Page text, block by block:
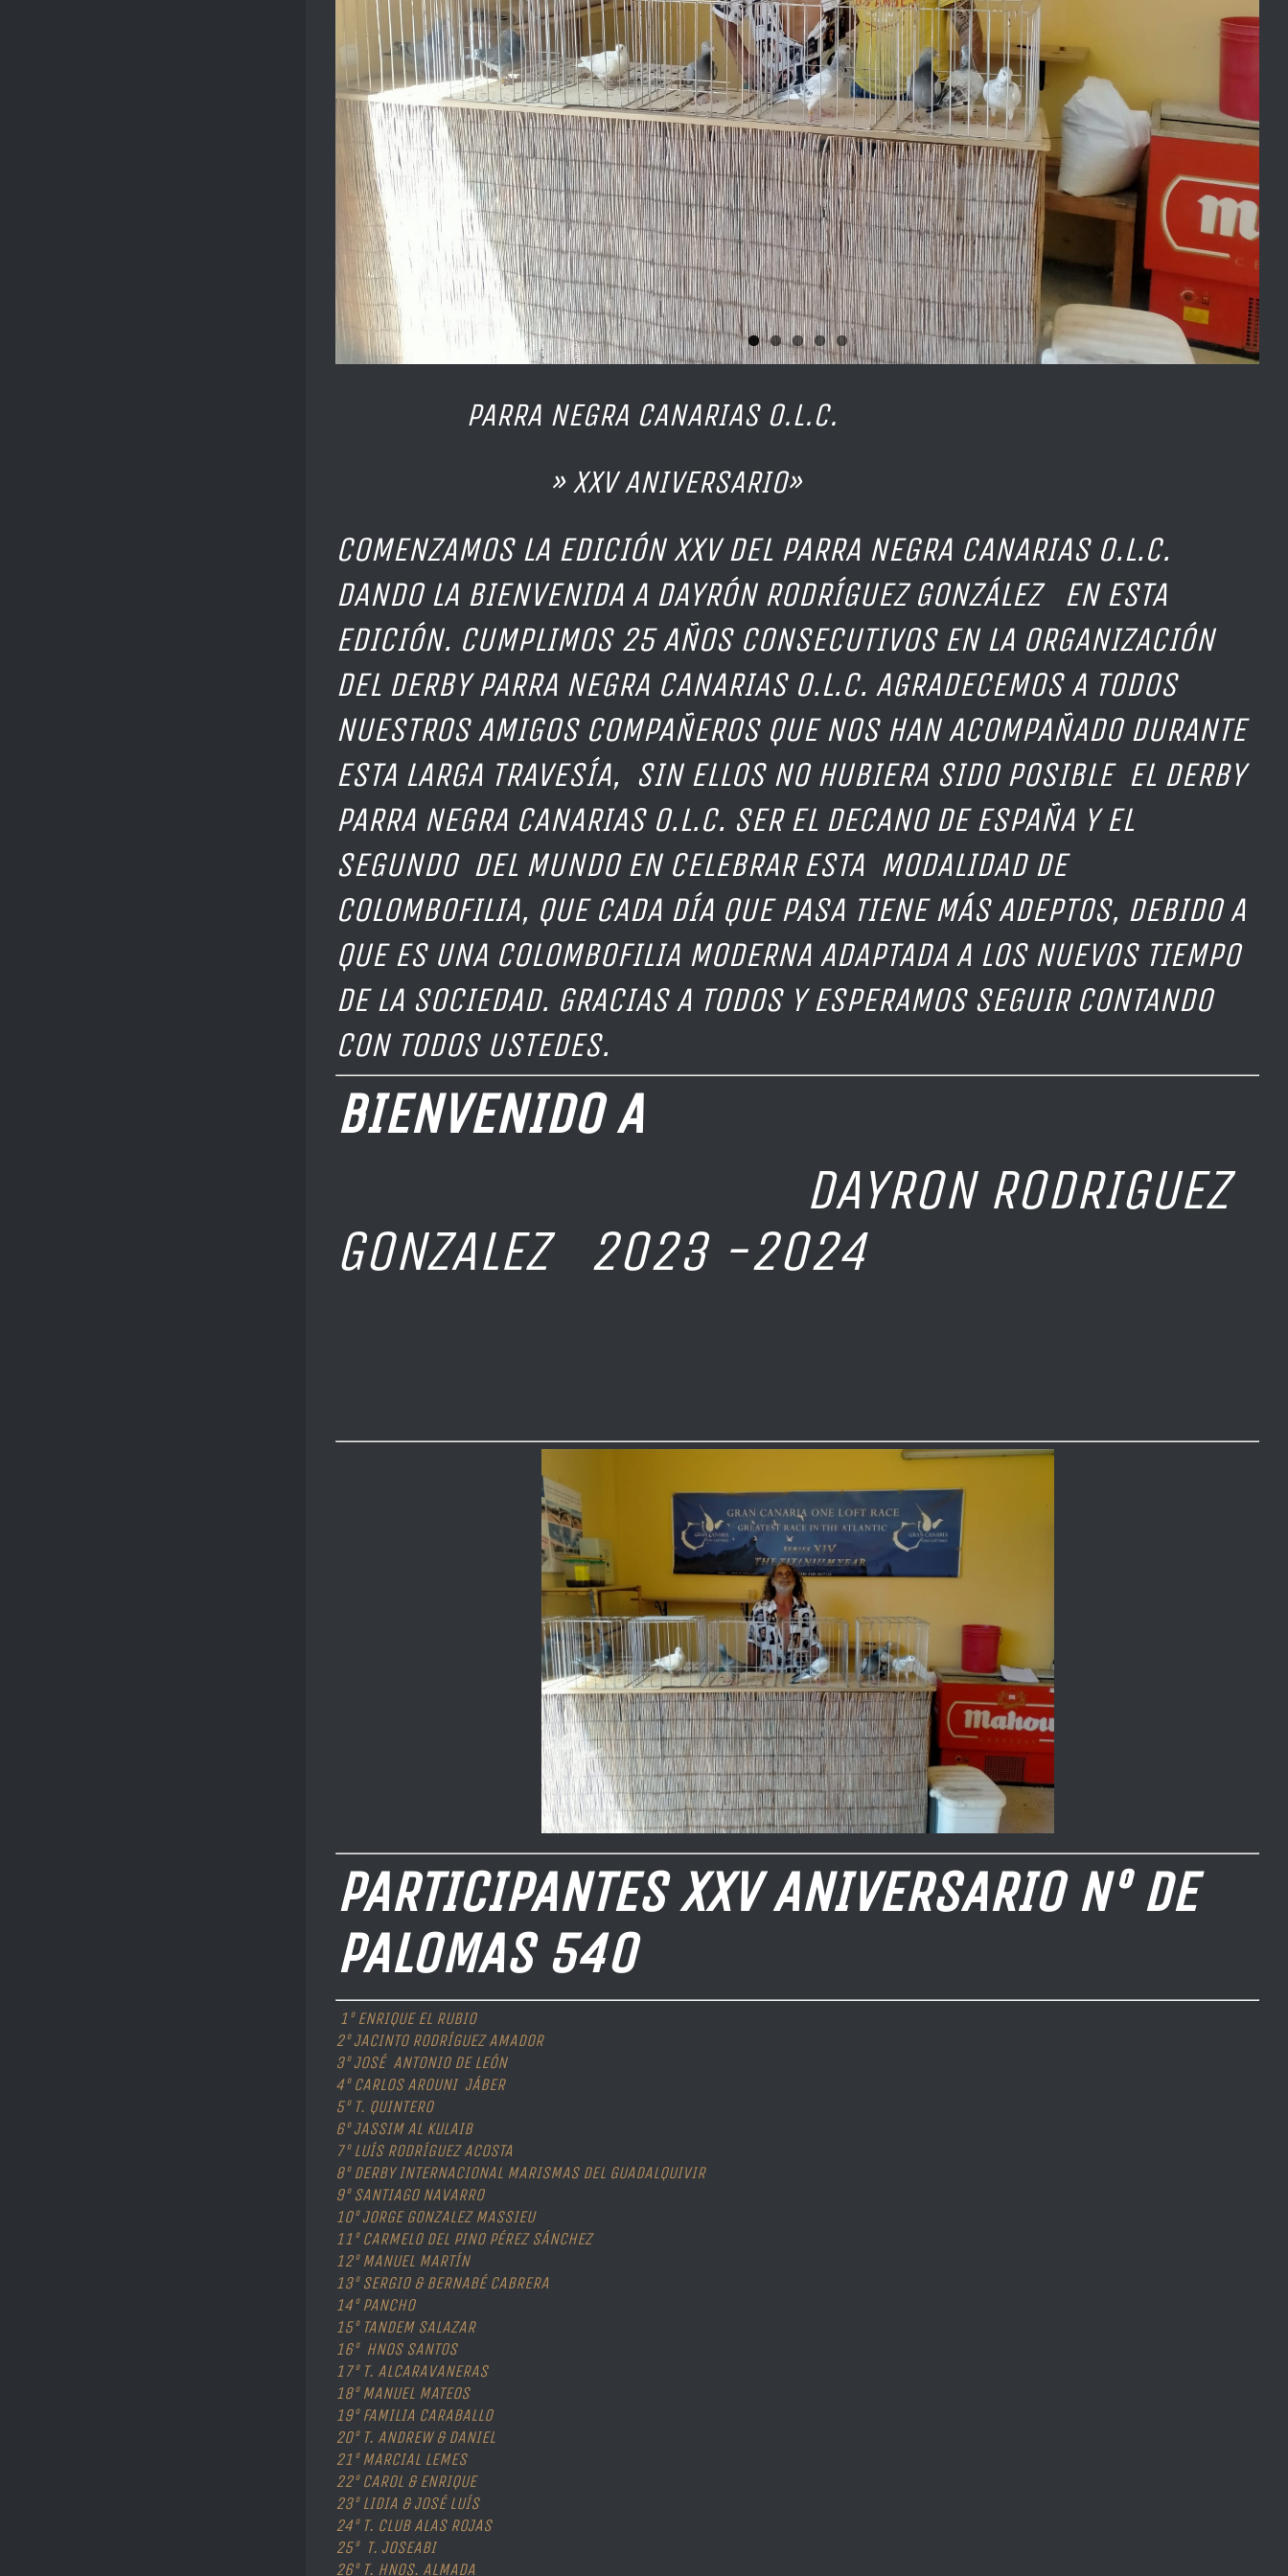
PARRA NEGRA CANARIAS O.L.C.
» XXV ANIVERSARIO»
COMENZAMOS LA EDICIÓN XXV DEL PARRA NEGRA CANARIAS O.L.C.
DANDO LA BIENVENIDA A DAYRÓN RODRÍGUEZ GONZÁLEZ EN ESTA
EDICIÓN. CUMPLIMOS 25 AÑOS CONSECUTIVOS EN LA ORGANIZACIÓN
DEL DERBY PARRA NEGRA CANARIAS O.L.C. AGRADECEMOS A TODOS
NUESTROS AMIGOS COMPAÑEROS QUE NOS HAN ACOMPAÑADO DURANTE
ESTA LARGA TRAVESÍA, SIN ELLOS NO HUBIERA SIDO POSIBLE EL DERBY
PARRA NEGRA CANARIAS O.L.C. SER EL DECANO DE ESPAÑA Y EL
SEGUNDO DEL MUNDO EN CELEBRAR ESTA MODALIDAD DE
COLOMBOFILIA, QUE CADA DÍA QUE PASA TIENE MÁS ADEPTOS, DEBIDO A
QUE ES UNA COLOMBOFILIA MODERNA ADAPTADA A LOS NUEVOS TIEMPO
DE LA SOCIEDAD. GRACIAS A TODOS Y ESPERAMOS SEGUIR CONTANDO
CON TODOS USTEDES.
BIENVENIDO A
DAYRON RODRIGUEZ
GONZALEZ 2023 -2024
PARTICIPANTES XXV ANIVERSARIO Nº DE
PALOMAS 540
1º ENRIQUE EL RUBIO
2º JACINTO RODRÍGUEZ AMADOR
3º JOSÉ ANTONIO DE LEÓN
4º CARLOS AROUNI JÁBER
5º T. QUINTERO
6º JASSIM AL KULAIB
7º LUÍS RODRÍGUEZ ACOSTA
8º DERBY INTERNACIONAL MARISMAS DEL GUADALQUIVIR
9º SANTIAGO NAVARRO
10º JORGE GONZALEZ MASSIEU
11º CARMELO DEL PINO PÉREZSÁNCHEZ
12º MANUEL MARTÍN
13º SERGIO & BERNABÉ CABRERA
14º PANCHO
15º TANDEM SALAZAR
16º HNOS SANTOS
17º T. ALCARAVANERAS
18º MANUEL MATEOS
19º FAMILIA CARABALLO
20º T. ANDREW & DANIEL
21º MARCIAL LEMES
22º CAROL & ENRIQUE
23º LIDIA & JOSÉ LUÍS
24º T. CLUB ALAS ROJAS
25º T. JOSEABI
26º T. HNOS. ALMADA